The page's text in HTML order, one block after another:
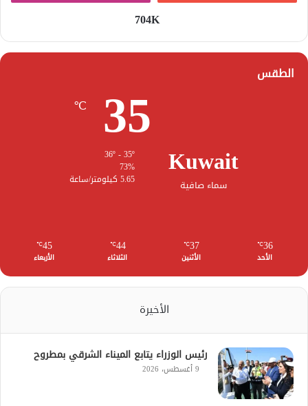
704K
الطقس
Kuwait
سماء صافية
35
℃
73%
5.65 كيلومتر/ساعة
36
℃
الأحد
37
℃
الأثنين
44
℃
الثلاثاء
45
℃
الأربعاء
الأخيرة
رئيس الوزراء يتابع الميناء الشرقي بمطروح
9 أغسطس، 2026